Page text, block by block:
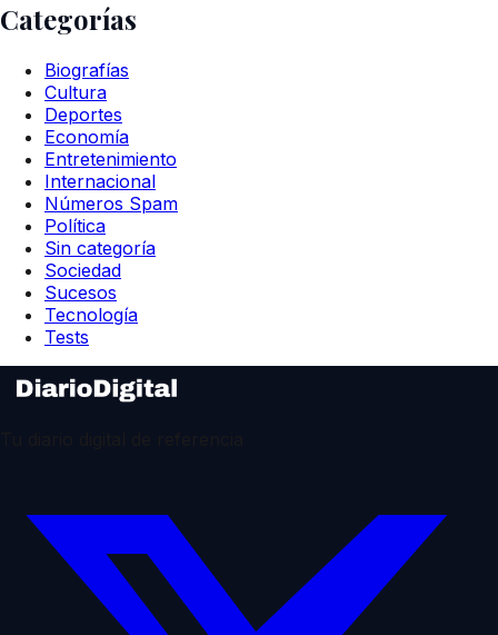
Categorías
Biografías
Cultura
Deportes
Economía
Entretenimiento
Internacional
Números Spam
Política
Sin categoría
Sociedad
Sucesos
Tecnología
Tests